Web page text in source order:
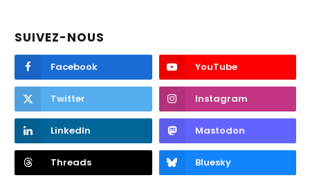
SUIVEZ-NOUS
Facebook YouTube
Twitter Instagram
LinkedIn Mastodon
Threads Bluesky